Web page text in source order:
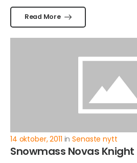
Read More
14 oktober, 2011 inSenaste nytt
Snowmass Novas Knight